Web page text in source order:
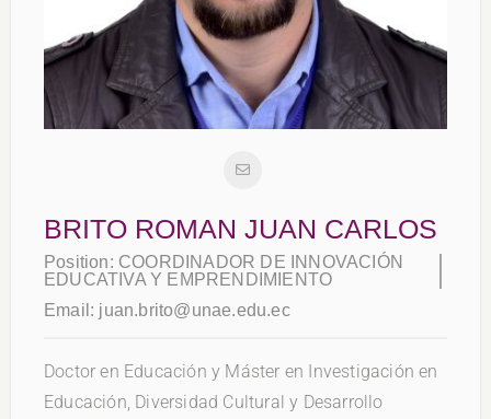
BRITO ROMAN JUAN CARLOS
Position: COORDINADOR DE INNOVACIÓN
EDUCATIVA Y EMPRENDIMIENTO
Email: juan.brito@unae.edu.ec
Doctor en Educación y Máster en Investigación en
Educación, Diversidad Cultural y Desarrollo